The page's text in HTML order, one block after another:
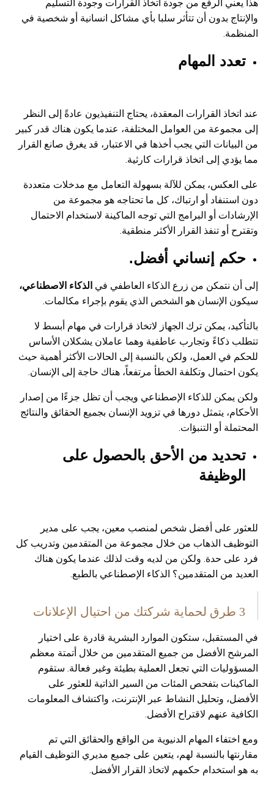
هذا يعني الرفع من جودة اتخاذ القرارات وجودة التسليم
والإنتاج بدون أن تتأثر سلبا بأي مشاكل انسانية أو شخصية في
المنظمة.
تعدد المهام
عند اتخاذ القرارات المعقدة، يحتاج التنفيذيون عادةً إلى النظر
إلى مجموعة من العوامل المختلفة، عندما يكون هناك قدر كبير
من البيانات التي يجب أخذها في الاعتبار، قد يغرق صانع القرار
مما يؤدي إلى اتخاذ قرارات كارثية.
على العكس، يمكن للآلة بسهولة التعامل مع مدخلات متعددة
دون استنفاد أو ارتباك، كل ما تحتاجه هو مجموعة من
الإرشادات أو البرامج التي توجه الماكينة لاستخدام الاحتمال
وتقترح أو تنفذ القرار الأكثر منطقية.
حكم إنساني أفضل.
إلى أن نتمكن من زرع الذكاء العاطفي في الذكاء الاصطناعي،
سيكون الإنسان هو الشخص الذي يقوم بإجراء مكالمات.
بالتأكيد، يمكن ترك الجهاز لاتخاذ قرارات في مهام أبسط لا
تتطلب ذكاءً وتجارب عاطفية وهما عاملان يشكلان الأساس
للحكم في العمل، ولكن بالنسبة إلى الحالات الأكثر أهمية حيث
يكون احتمال وتكلفة الخطأ مرتفعاً، هناك حاجة إلى الإنسان.
ولكن يمكن للذكاء الإصطناعي ويجب أن تظل جزءًا من إصدار
الأحكام، يتمثل دورها في تزويد الإنسان بجميع الحقائق والنتائج
المحتملة أو التنبؤات.
تحديد من الأحق بالحصول على
الوظيفة
للعثور على أفضل شخص لمنصب معين، يجب على مدير
التوظيف الذهاب من خلال مجموعة من المتقدمين وتدريب كل
فرد على حدة. ولكن من لديه وقت لذلك عندما يكون هناك
العديد من المتقدمين؟ الذكاء الإصطناعي بالطبع.
3 طرق لحماية شركتك من احتيال الإعلانات
في المستقبل، ستكون الموارد البشرية قادرة على اختيار
المرشح الأفضل من جميع المتقدمين من خلال أتمتة معظم
المسؤوليات التي تجعل العملية بطيئة وغير فعالة. ستقوم
الماكينات بتفحص المئات من السير الذاتية للعثور على
الأفضل، وتحليل النشاط عبر الإنترنت، واكتشاف المعلومات
الكافية عنهم لاقتراح الأفضل.
ومع اختفاء المهام الدنيوية من الواقع والحقائق التي تم
مقارنتها بالنسبة لهم، يتعين على جميع مديري التوظيف القيام
به هو استخدام حكمهم لاتخاذ القرار الأفضل.